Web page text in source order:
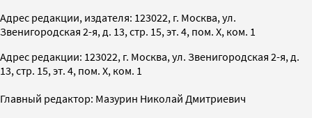
Адрес редакции, издателя: 123022, г. Москва, ул.
Звенигородская 2-я, д. 13, стр. 15, эт. 4, пом. X, ком. 1
Адрес редакции: 123022, г. Москва, ул. Звенигородская 2-я, д.
13, стр. 15, эт. 4, пом. X, ком. 1
Главный редактор: Мазурин Николай Дмитриевич